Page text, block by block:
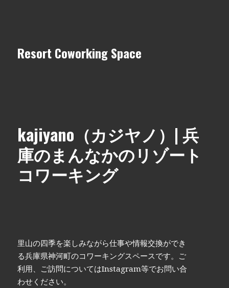
Resort Coworking Space
kajiyano（カジヤノ）| 兵
庫のまんなかのリゾート
コワーキング
里山の四季を楽しみながら仕事や情報交換ができ
る兵庫県神河町のコワーキングスペースです。ご
利用、ご訪問についてはInstagram等でお問い合
わせください。